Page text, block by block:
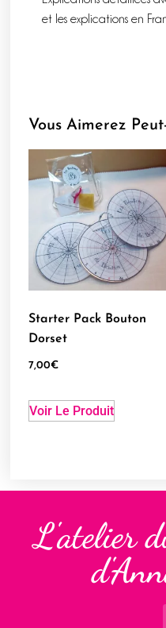
et les explications en
Vous Aimerez
Starter Pack Bouton
Dorset
7,00€
Voir Le Produit
L'atelier